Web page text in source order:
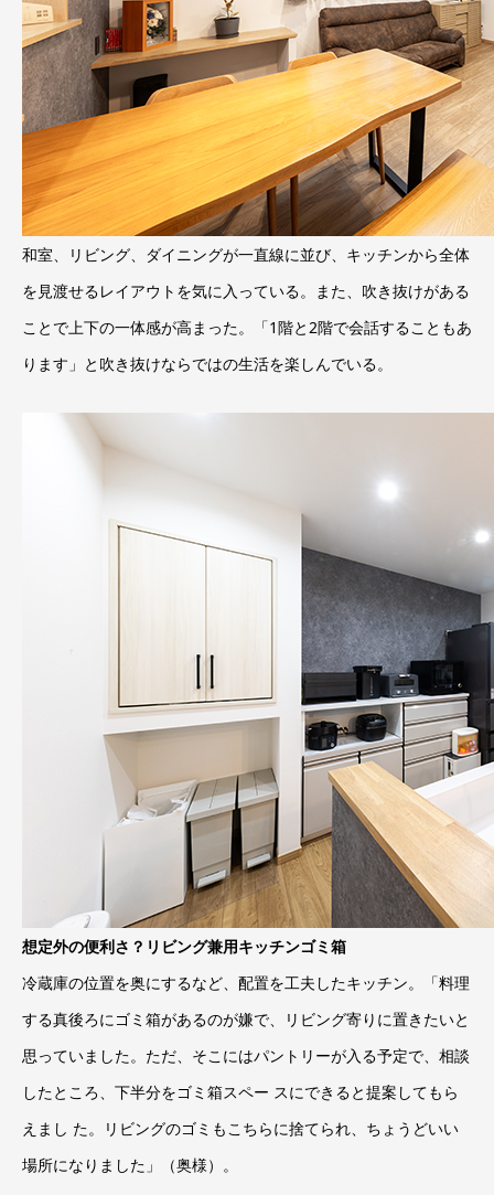
和室、リビング、ダイニングが一直線に並び、キッチンから全体
を見渡せるレイアウトを気に入っている。また、吹き抜けがある
ことで上下の一体感が高まった。「1階と2階で会話することもあ
ります」と吹き抜けならではの生活を楽しんでいる。
想定外の便利さ？リビング兼用キッチンゴミ箱
冷蔵庫の位置を奥にするなど、配置を工夫したキッチン。「料理
する真後ろにゴミ箱があるのが嫌で、リビング寄りに置きたいと
思っていました。ただ、そこにはパントリーが入る予定で、相談
したところ、下半分をゴミ箱スペー スにできると提案してもら
えまし た。リビングのゴミもこちらに捨てられ、ちょうどいい
場所になりました」（奥様）。